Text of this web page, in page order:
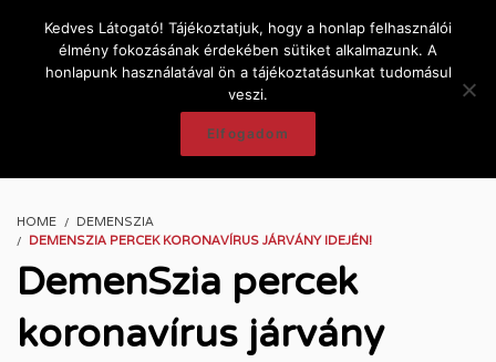
HOME
DEMENSZIA
DEMENSZIA PERCEK KORONAVÍRUS JÁRVÁNY IDEJÉN!
DemenSzia percek
koronavírus járvány
Kedves Látogató! Tájékoztatjuk, hogy a honlap felhasználói
élmény fokozásának érdekében sütiket alkalmazunk. A
honlapunk használatával ön a tájékoztatásunkat tudomásul
veszi.
Elfogadom